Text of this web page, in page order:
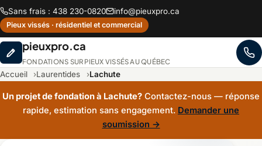
Sans frais : 438 230-0820 info@pieuxpro.ca
Pieux vissés · résidentiel et commercial
pieuxpro.ca
FONDATIONS SUR PIEUX VISSÉS AU QUÉBEC
Accueil Laurentides Lachute
Un projet de fondation à Lachute? Contactez-nous — réponse
rapide, estimation sans engagement. Demander une
soumission →